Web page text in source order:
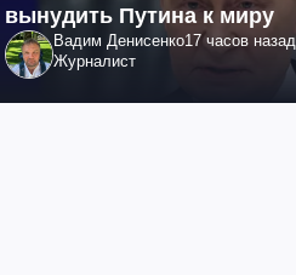
вынудить Путина к миру
Вадим Денисенко17 часов назад
Журналист